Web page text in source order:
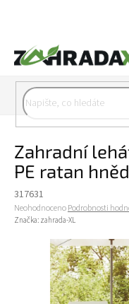
Zahradní
PE ratan
317631
Průměrné hodnocení
NeohodnocenoPodrobnosti
Značka: zahrada-XL